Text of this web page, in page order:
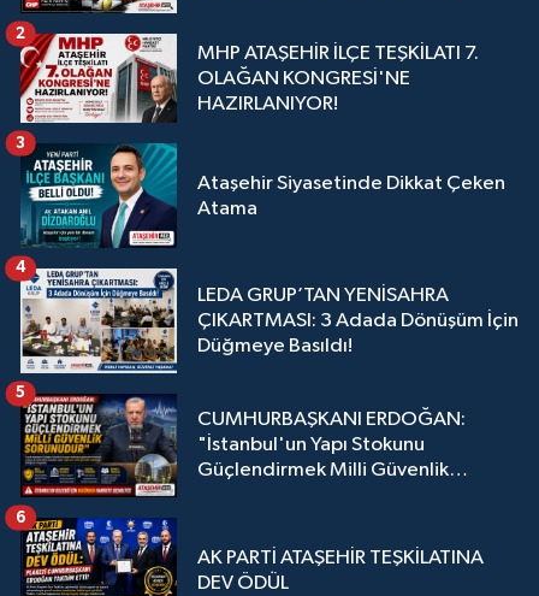
MHP ATAŞEHİR İLÇE TEŞKİLATI 7.
OLAĞAN KONGRESİ'NE
HAZIRLANIYOR!
2
Ataşehir Siyasetinde Dikkat Çeken
Atama
3
LEDA GRUP’TAN YENİSAHRA
ÇIKARTMASI: 3 Adada Dönüşüm İçin
Düğmeye Basıldı!
4
CUMHURBAŞKANI ERDOĞAN:
"İstanbul'un Yapı Stokunu
Güçlendirmek Milli Güvenlik
5
AK PARTİ ATAŞEHİR TEŞKİLATINA
DEV ÖDÜL
6